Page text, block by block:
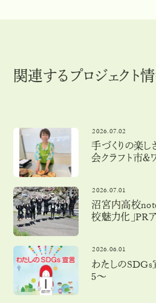
関連するプロジェクト
2026.07.02
手づくりの楽し
会クラフト市＆
2026.07.01
沼宮内高校
校魅力化」PR
2026.06.01
わたしの
５〜